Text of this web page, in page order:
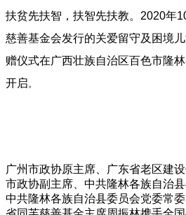
扶贫先扶智，扶智先扶教。2020年
慈善基金会发行的关爱留守及困境
赠仪式在广西壮族自治区百色市隆
开启 。
广州市政协原主席、广东省老区建
市政协副主席、中共隆林各族自治
中共隆林各族自治县委员会党委常